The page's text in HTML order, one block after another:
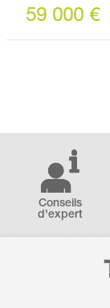
€
Conseils
d'expert